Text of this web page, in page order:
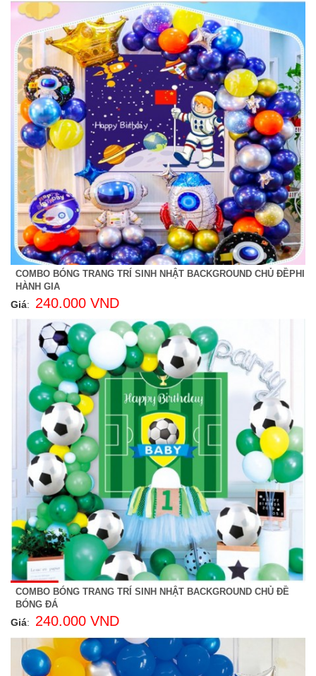
COMBO BÓNG TRANG TRÍ SINH NHẬT BACKGROUND CHỦ ĐỀPHI
HÀNH GIA
Giá: 240.000 VND
COMBO BÓNG TRANG TRÍ SINH NHẬT BACKGROUND CHỦ ĐỀ
BÓNG ĐÁ
Giá: 240.000 VND